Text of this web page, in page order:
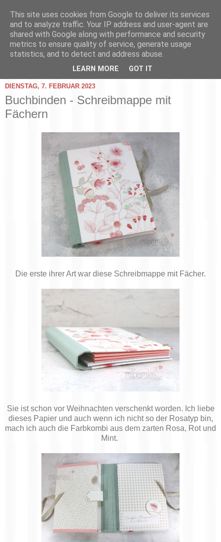
DIENSTAG, 7. FEBRUAR 2023
Buchbinden - Schreibmappe mit
Fächern
Die erste ihrer Art war diese Schreibmappe mit Fächer.
Sie ist schon vor Weihnachten verschenkt worden. Ich liebe
dieses Papier und auch wenn ich nicht so der Rosatyp bin,
mach ich auch die Farbkombi aus dem zarten Rosa, Rot und
Mint.
This site uses cookies from Google to deliver its services
and to analyze traffic. Your IP address and user-agent are
shared with Google along with performance and security
metrics to ensure quality of service, generate usage
statistics, and to detect and address abuse.
LEARN MORE GOT IT